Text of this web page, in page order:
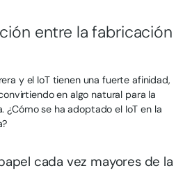
entre la fabricación
y el IoT tienen una fuerte afinidad,
en algo natural para la
¿Cómo se ha adoptado el IoT en la
cada vez mayores de la